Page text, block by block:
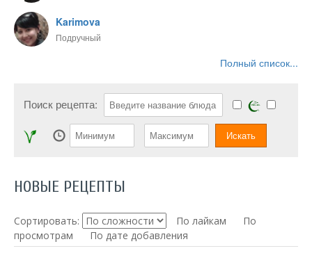
Karimova
Подручный
Полный список...
Поиск рецепта:
НОВЫЕ РЕЦЕПТЫ
Сортировать: По лайкам
По
просмотрам
По дате добавления